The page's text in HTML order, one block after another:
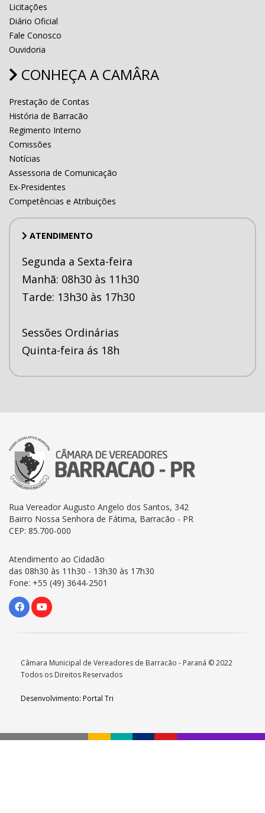
Licitações
Diário Oficial
Fale Conosco
Ouvidoria
CONHEÇA A CAMÂRA
Prestação de Contas
História de Barracão
Regimento Interno
Comissões
Notícias
Assessoria de Comunicação
Ex-Presidentes
Competências e Atribuições
ATENDIMENTO
Segunda a Sexta-feira
Manhã: 08h30 às 11h30
Tarde: 13h30 às 17h30
Sessões Ordinárias
Quinta-feira ás 18h
Rua Vereador Augusto Angelo dos Santos, 342
Bairro Nossa Senhora de Fátima, Barracão - PR
CEP: 85.700-000
Atendimento ao Cidadão
das 08h30 às 11h30 - 13h30 às 17h30
Fone: +55 (49) 3644-2501
Câmara Municipal de Vereadores de Barracão - Paraná © 2022
Todos os Direitos Reservados
Desenvolvimento: Portal Tri